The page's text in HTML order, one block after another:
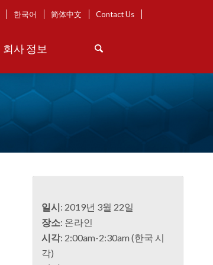
회사 정보
한국어 简体中文 Contact Us
일시: 2019년 3월 22일
장소: 온라인
시각: 2:00am-2:30am (한국 시
각)